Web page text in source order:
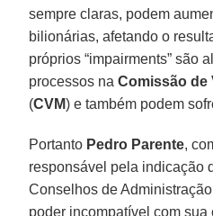
sempre claras, podem
bilionárias, afetando o
próprios “impairments” são
processos naComissão de
(CVM) e também podem
Portanto Pedro Parente,
responsável pela indicação
Conselhos de
poder incompatível com